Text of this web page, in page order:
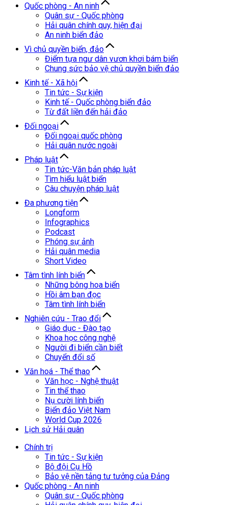
Quốc phòng - An ninh
Quân sự - Quốc phòng
Hải quân chính quy, hiện đại
An ninh biển đảo
Vì chủ quyền biển, đảo
Điểm tựa ngư dân vươn khơi bám biển
Chung sức bảo vệ chủ quyền biển đảo
Kinh tế - Xã hội
Tin tức - Sự kiện
Kinh tế - Quốc phòng biển đảo
Từ đất liền đến hải đảo
Đối ngoại
Đối ngoại quốc phòng
Hải quân nước ngoài
Pháp luật
Tin tức-Văn bản pháp luật
Tìm hiểu luật biển
Câu chuyện pháp luật
Đa phương tiện
Longform
Infographics
Podcast
Phóng sự ảnh
Hải quân media
Short Video
Tâm tình lính biển
Những bông hoa biển
Hồi âm bạn đọc
Tâm tình lính biển
Nghiên cứu - Trao đổi
Giáo dục - Đào tạo
Khoa học công nghệ
Người đi biển cần biết
Chuyển đổi số
Văn hoá - Thể thao
Văn học - Nghệ thuật
Tin thể thao
Nụ cười lính biển
Biển đảo Việt Nam
World Cup 2026
Lịch sử Hải quân
Chính trị
Tin tức - Sự kiện
Bộ đội Cụ Hồ
Bảo vệ nền tảng tư tưởng của Đảng
Quốc phòng - An ninh
Quân sự - Quốc phòng